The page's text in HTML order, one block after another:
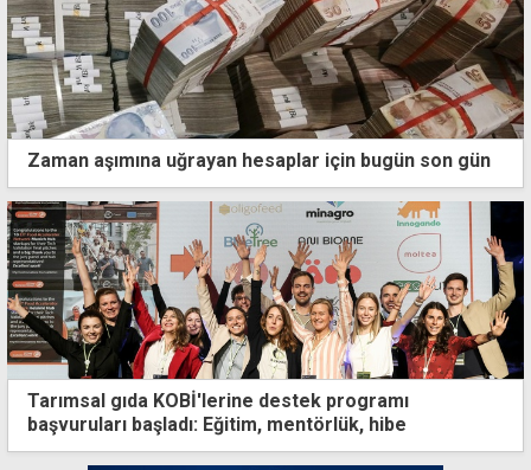
Zaman aşımına uğrayan hesaplar için bugün son gün
Tarımsal gıda KOBİ'lerine destek programı
başvuruları başladı: Eğitim, mentörlük, hibe